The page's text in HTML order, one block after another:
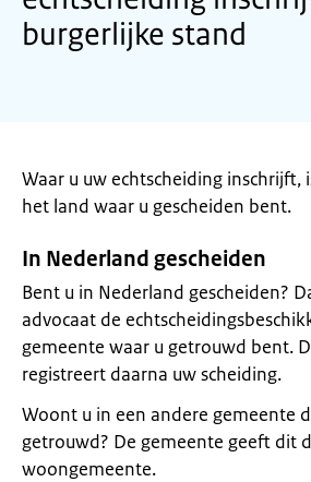
burgerlijke stand
Waar u uw echtscheiding inschrijft,
het land waar u gescheiden bent.
In Nederland gescheiden
Bent u in Nederland gescheiden?
advocaat de
gemeente waar u getrouwd bent.
registreert daarna uw scheiding.
Woont u in een andere gemeente
getrouwd? De gemeente geeft dit
woongemeente.